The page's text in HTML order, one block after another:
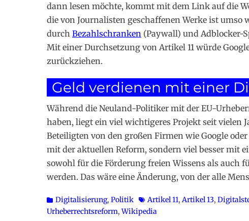
dann lesen möchte, kommt mit dem Link auf die
die von Journalisten geschaffenen Werke ist
durch Bezahlschranken (Paywall) und Adblocker-
Mit einer Durchsetzung von Artikel 11 würde
zurückziehen.
Geld verdienen mit einer
Während die Neuland-Politiker mit der EU-
haben, liegt ein viel wichtigeres Projekt seit vielen
Beteiligten von den großen Firmen wie Google
mit der aktuellen Reform, sondern viel besser mit
sowohl für die Förderung freien Wissens als auch
werden. Das wäre eine Änderung, von der alle
Kategorien
Digitalisierung, Politik Schlagworte
Artikel 11, Artikel 13,
Urheberrechtsreform,Wikipedia